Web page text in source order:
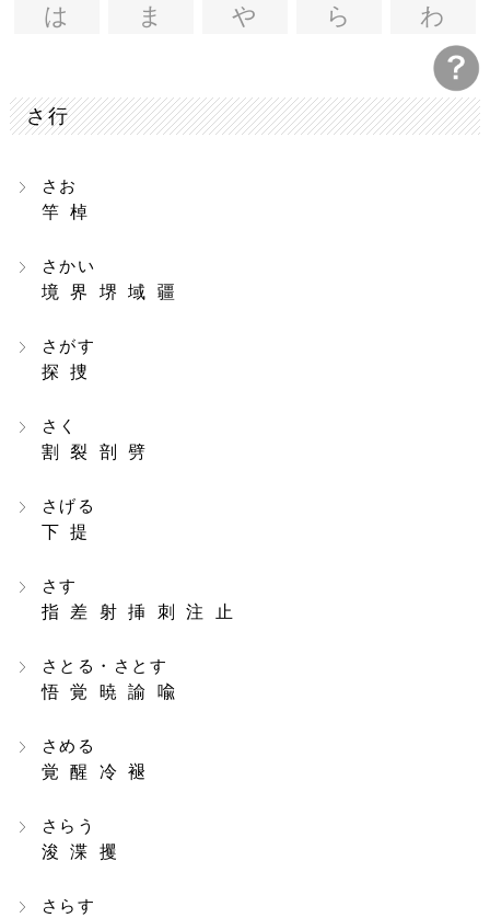
は
ま や ら わ
さ行
さお
竿 棹
さかい
境 界 堺 域 疆
さがす
探 捜
さく
割 裂 剖 劈
さげる
下 提
さす
指 差 射 挿 刺 注 止
さとる・さとす
悟 覚 暁 諭 喩
さめる
覚 醒 冷 褪
さらう
浚 渫 攫
さらす